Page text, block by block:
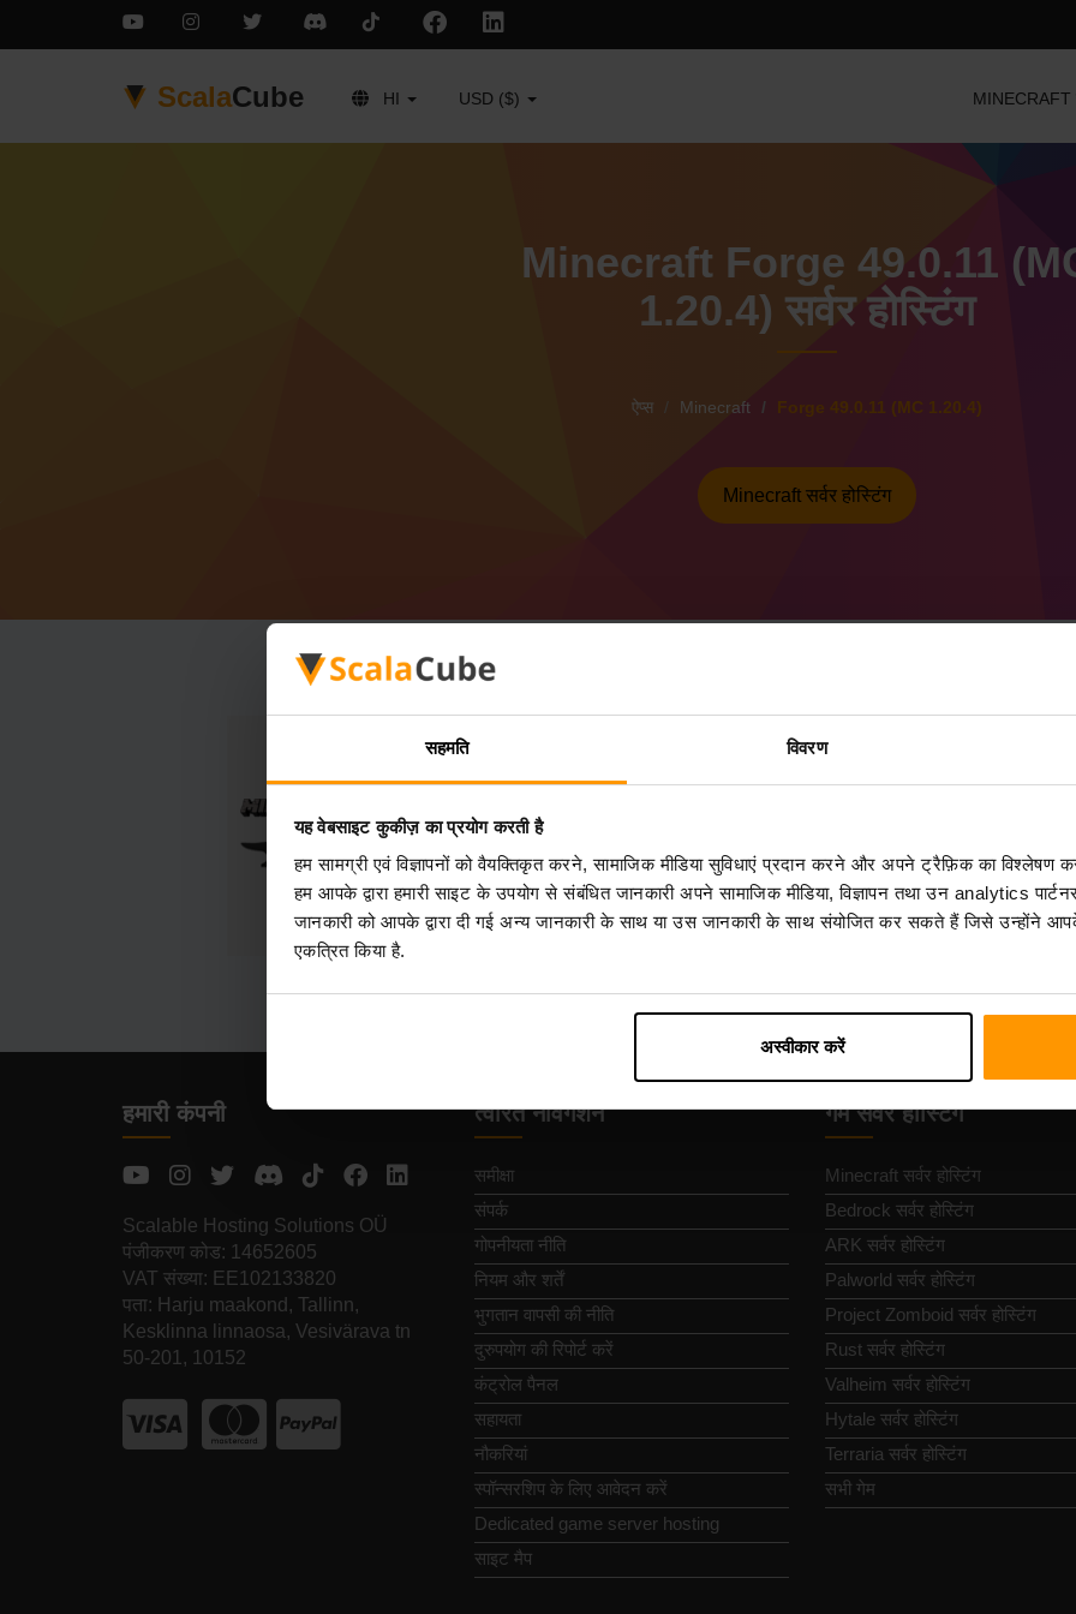
सहमति विवरण
यह वेबसाइट कुकीज़ का प्रयोग करती है
हम सामग्री एवं विज्ञापनों को वैयक्तिकृत करने, सामाजिक मीडिया सुविधाएं प्रदान करने और अपने ट्रैफ़िक का
हम आपके द्वारा हमारी साइट के उपयोग से संबंधित जानकारी अपने सामाजिक मीडिया, विज्ञापन तथा उन analytics
जानकारी को आपके द्वारा दी गई अन्य जानकारी के साथ या उस जानकारी के साथ संयोजित कर सकते हैं जिसे उन्होंने
एकत्रित किया है.
अस्वीकार करें
ScalaCube HI USD ($) MINECRAFT
Minecraft Forge 49.0.11
1.20.4) सर्वर होस्टिंग
ऐप्स Minecraft Forge 49.0.11 (MC 1.20.4)
Minecraft सर्वर होस्टिंग
Minecraft Forge
बनाएं
कंट्रोल पैनलके माध्यम से a Forge 49.0.11 (MC
गेम सर्वर जोड़ें → Forge 49.0.11 (MC 1.20.4))
सर्वर पर खेलने का आनंद लें!
हमारी कंपनी
Scalable Hosting Solutions OÜ
पंजीकरण कोड: 14652605
VAT संख्या: EE102133820
पता: Harju maakond, Tallinn,
Kesklinna linnaosa, Vesivärava tn
50-201, 10152
त्वरित नेविगेशन
समीक्षा
संपर्क
गोपनीयता नीति
नियम और शर्तें
भुगतान वापसी की नीति
दुरुपयोग की रिपोर्ट करें
कंट्रोल पैनल
सहायता
नौकरियां
स्पॉन्सरशिप के लिए आवेदन करें
Dedicated game server hosting
साइट मैप
गेम सर्वर होस्टिंग
Minecraft सर्वर होस्टिंग
Bedrock सर्वर होस्टिंग
ARK सर्वर होस्टिंग
Palworld सर्वर होस्टिंग
Project Zomboid सर्वर होस्टिंग
Rust सर्वर होस्टिंग
Valheim सर्वर होस्टिंग
Hytale सर्वर होस्टिंग
Terraria सर्वर होस्टिंग
सभी गेम